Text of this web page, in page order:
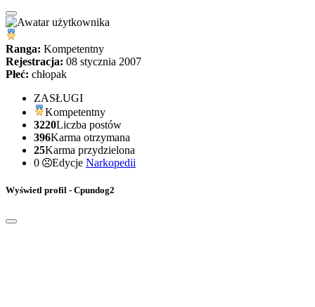
Ranga: Kompetentny
Rejestracja: 08 stycznia 2007
Płeć: chłopak
ZASŁUGI
Kompetentny
3220Liczba postów
396Karma otrzymana
25Karma przydzielona
0
Edycje Narkopedii
Wyświetl profil - Cpundog2